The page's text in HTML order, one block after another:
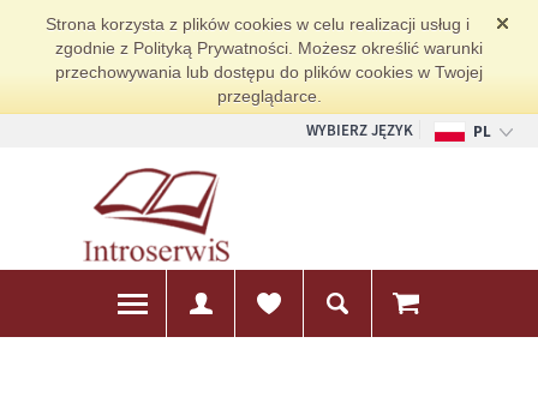
Strona korzysta z plików cookies w celu realizacji usług i
zgodnie z Polityką Prywatności. Możesz określić warunki
przechowywania lub dostępu do plików cookies w Twojej
przeglądarce.
WYBIERZ JĘZYK
PL